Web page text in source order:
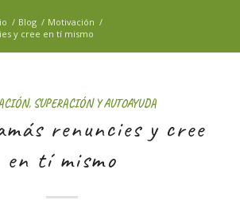
/ Blog / Motivación /
y cree en tí mismo
, SUPERACIÓN Y AUTOAYUDA
renuncies y cree
en tí mismo